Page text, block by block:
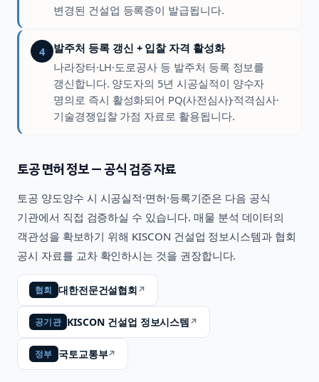
변경된 건설업 등록증이 발급됩니다.
4
발주처 등록 갱신 + 입찰 자격 활성화
나라장터·LH·도로공사 등 발주처 등록 정보를
갱신합니다. 양도자의 5년 시공실적이 양수자
명의로 즉시 활성화되어 PQ(사전심사)·적격심사·
기술경쟁입찰 가점 자료로 활용됩니다.
토공면허 정보 — 공식 검증 자료
토공 양도양수 시 시공실적·면허·등록기준은 다음 공식
기관에서 직접 검증하실 수 있습니다. 매물 분석 데이터의
객관성을 확보하기 위해 KISCON 건설업 정보시스템과 협회
공시 자료를 교차 확인하시는 것을 권장합니다.
협회 대한전문건설협회↗
공기관 KISCON 건설업 정보시스템↗
정부 국토교통부↗